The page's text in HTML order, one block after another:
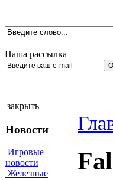
Наша рассылка
закрыть
Новости
Игровые
новости
Железные